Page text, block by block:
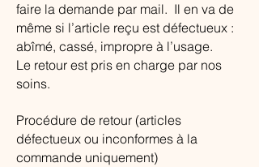
faire la demande par mail. Il en va de
même si l’article reçu est défectueux :
abîmé, cassé, impropre à l’usage.
Le retour est pris en charge par nos
soins.
Procédure de retour (articles
défectueux ou inconformes à la
commande uniquement)